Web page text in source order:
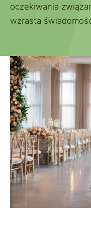
oczekiwania
wzrasta